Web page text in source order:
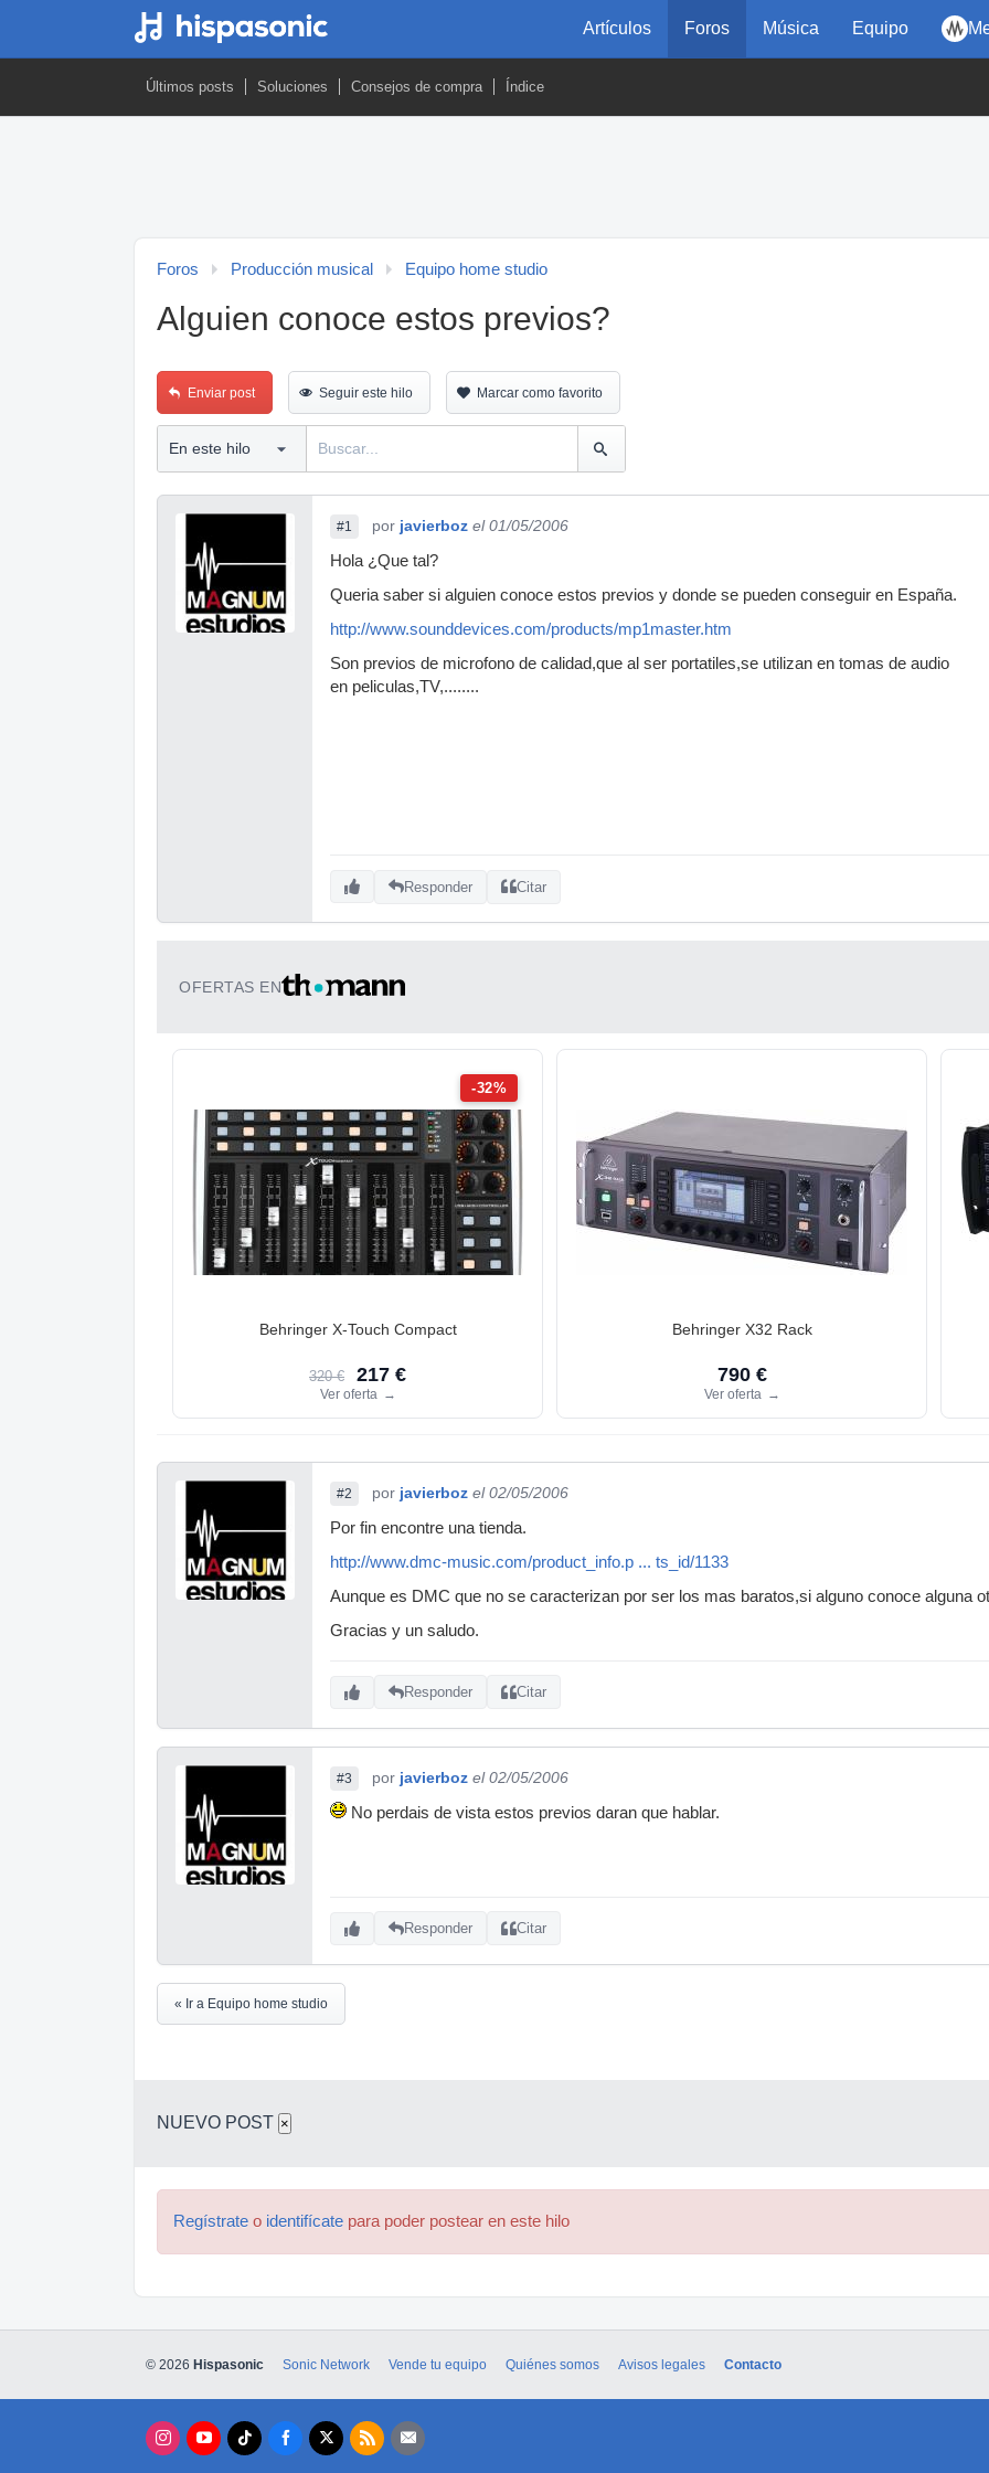
Artículos Foros Música Equipo
Últimos posts Soluciones Consejos de compra Índice
Foros Producción musical Equipo home studio
Alguien conoce estos previos?
Enviar post Seguir este hilo Marcar como favorito
#1 por javierboz el 01/05/2006
Hola ¿Que tal?
Queria saber si alguien conoce estos previos y donde se pueden conseguir en España.
http://www.sounddevices.com/products/mp1master.htm
Son previos de microfono de calidad,que al ser portatiles,se utilizan en tomas de audio
en peliculas,TV,........
Responder Citar
OFERTAS EN
-32%
Behringer X-Touch Compact
320 € 217 €
Ver oferta →
Behringer X32 Rack
790 €
Ver oferta →
#2 por javierboz el 02/05/2006
Por fin encontre una tienda.
http://www.dmc-music.com/product_info.p ... ts_id/1133
Aunque es DMC que no se caracterizan por ser los mas baratos,si alguno conoce alguna
Gracias y un saludo.
Responder Citar
#3 por javierboz el 02/05/2006
No perdais de vista estos previos daran que hablar.
Responder Citar
« Ir a Equipo home studio
NUEVO POST ×
Regístrate o identifícate para poder postear en este hilo
© 2026 Hispasonic Sonic Network Vende tu equipo Quiénes somos Avisos legales Contacto